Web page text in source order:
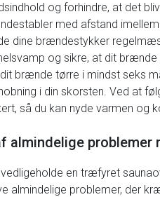
og forhindre, at det
med afstand
dine brændestykker
og sikre, at dit
brænde tørre i mindst seks
i din skorsten. Ved at
så du kan nyde varmen og
almindelige
en træfyret
almindelige problemer, der